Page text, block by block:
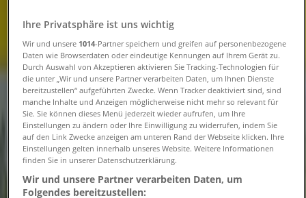
Elbenwald in Bochum
Schneller Blick auf Elbenwald
Angebote in Bochum
Kategorie:Spielzeug und Baby
Wir sind gerade dabei Angebote zu "Elbenwald" zu
veröffentlichen
{"numCatalogs":0}
Ihre Privatsphäre ist uns wichtig
Wir und unsere 1014-Partner speichern und greifen auf personenbezogene
Daten wie Browserdaten oder eindeutige Kennungen auf Ihrem Gerät zu.
Durch Auswahl von Akzeptieren aktivieren Sie Tracking-Technologien für
die unter „Wir und unsere Partner verarbeiten Daten, um Ihnen Dienste
bereitzustellen“ aufgeführten Zwecke. Wenn Tracker deaktiviert sind, sind
manche Inhalte und Anzeigen möglicherweise nicht mehr so relevant für
Sie. Sie können dieses Menü jederzeit wieder aufrufen, um Ihre
Einstellungen zu ändern oder Ihre Einwilligung zu widerrufen, indem Sie
auf den Link Zwecke anzeigen am unteren Rand der Webseite klicken. Ihre
Einstellungen gelten innerhalb unseres Website. Weitere Informationen
finden Sie in unserer Datenschutzerklärung.
Wir und unsere Partner verarbeiten Daten, um
Folgendes bereitzustellen: